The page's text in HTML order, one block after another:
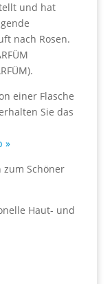
und hat
nach Rosen.
einer Flasche
Sie das
»
zum Schöner
Haut- und